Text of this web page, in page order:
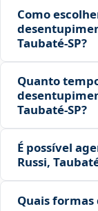
Como
Taubaté‑SP?
Quanto
Taubaté‑SP?
É possível
Russi,
Quais formas